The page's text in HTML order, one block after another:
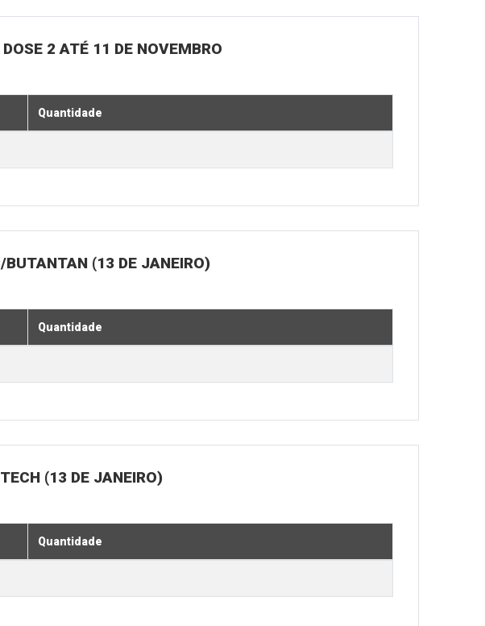
2 ATÉ 11 DE NOVEMBRO
Quantidade
BUTANTAN (13 DE JANEIRO)
Quantidade
(13 DE JANEIRO)
Quantidade